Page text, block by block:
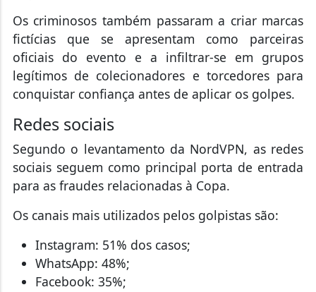
Os criminosos também passaram a criar marcas
fictícias que se apresentam como parceiras
oficiais do evento e a infiltrar-se em grupos
legítimos de colecionadores e torcedores para
conquistar confiança antes de aplicar os golpes.
Redes sociais
Segundo o levantamento da NordVPN, as redes
sociais seguem como principal porta de entrada
para as fraudes relacionadas à Copa.
Os canais mais utilizados pelos golpistas são:
Instagram: 51% dos casos;
WhatsApp: 48%;
Facebook: 35%;